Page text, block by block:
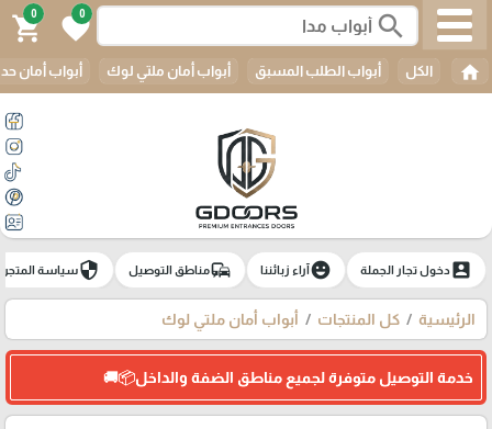
search
0
favorite
0
shopping_cart
home الكل أبواب الطلب المسبق أبواب أمان ملتي لوك أبواب أمان
account_boxدخول تجار الجملة emoji_emotionsآراء زبائننا commuteمناطق التوصيل securityسياسة المتجر
الرئيسية كل المنتجات أبواب أمان ملتي لوك
خدمة التوصيل متوفرة لجميع مناطق الضفة والداخل📦🚚